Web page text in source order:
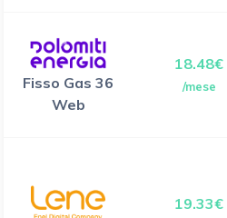
Fisso Gas 36
Web
18.48€
/mese
19.33€